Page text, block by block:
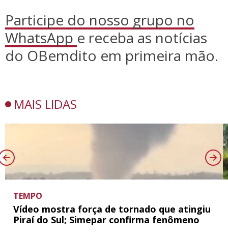
Participe do nosso grupo no
WhatsApp e receba as notícias
do OBemdito em primeira mão.
MAIS LIDAS
TEMPO
Vídeo mostra força de tornado que atingiu
Piraí do Sul; Simepar confirma fenômeno